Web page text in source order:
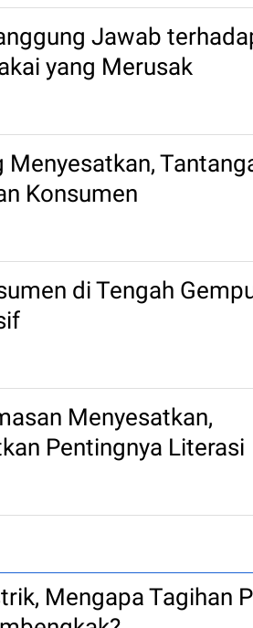
Jawab
yang Merusak
Menyesatkan,
Konsumen
di Tengah
Menyesatkan,
Pentingnya Literasi
Mengapa Tagihan